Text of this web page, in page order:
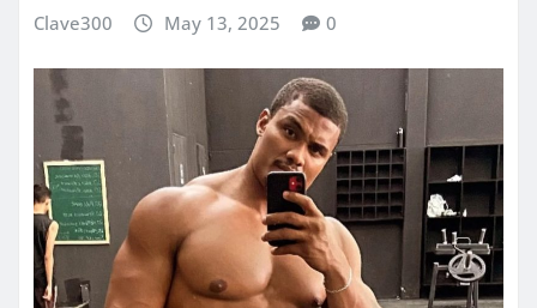
Clave300 May 13, 2025 0